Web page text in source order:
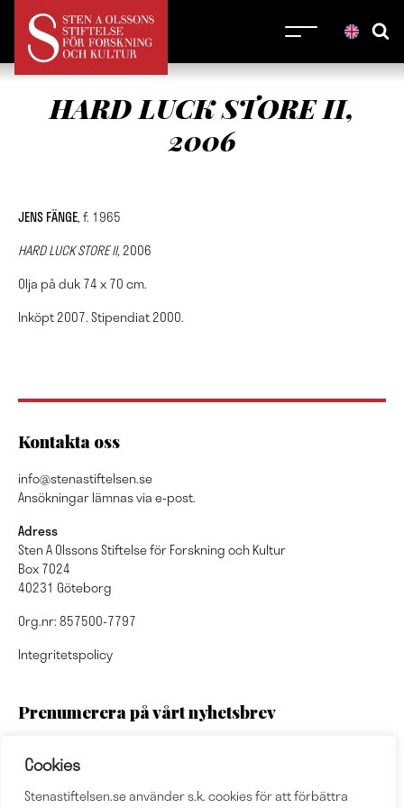
Cookies
Stenastiftelsen.se använder s.k. cookies för att förbättra
HARD LUCK STORE II,
2006
JENS FÄNGE, f. 1965
HARD LUCK STORE II, 2006
Olja på duk 74 x 70 cm.
Inköpt 2007. Stipendiat 2000.
Kontakta oss
info@stenastiftelsen.se
Ansökningar lämnas via e-post.
Adress
Sten A Olssons Stiftelse för Forskning och Kultur
Box 7024
40231 Göteborg
Org.nr: 857500-7797
Integritetspolicy
Prenumerera på vårt nyhetsbrev